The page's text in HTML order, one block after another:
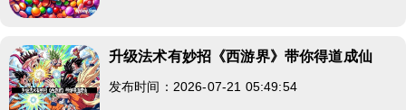
升级法术有妙招《西游界》带你得道成仙
发布时间：2026-07-21 05:49:54